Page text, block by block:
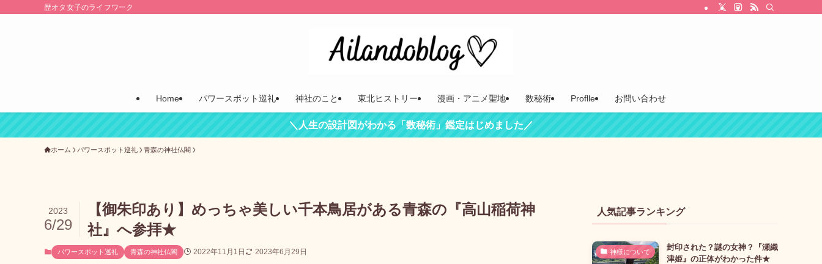
歴オタ女子のライフワーク
Home パワースポット巡礼 神社のこと 東北ヒストリー 漫画・アニメ聖地 数秘術 Proflle お問い合わせ
＼人生の設計図がわかる「数秘術」鑑定はじめました／
ホーム パワースポット巡礼 青森の神社仏閣
【御朱印あり】めっちゃ美しい千本鳥居がある青森の『高山稲荷神
社』へ参拝★
2023
6/29
パワースポット巡礼 青森の神社仏閣 2022年11月1日 2023年6月29日
人気記事ランキング
神様について
封印された？謎の女神？『瀬織
津姫』の正体がわかった件★